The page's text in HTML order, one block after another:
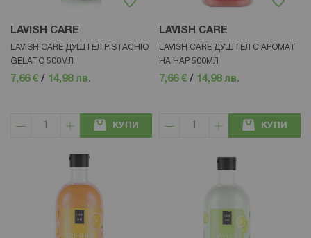
LAVISH CARE
LAVISH CARE ДУШ ГЕЛ PISTACHIO
GELATO 500МЛ
7,66 € / 14,98 лв.
КУПИ
LAVISH CARE
LAVISH CARE ДУШ ГЕЛ С АРОМАТ
НА НАР 500МЛ
7,66 € / 14,98 лв.
КУПИ